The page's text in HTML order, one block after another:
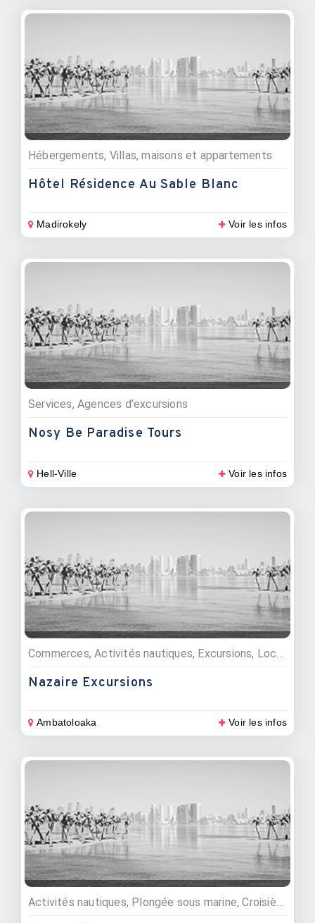
Hébergements, Villas, maisons et appartements
Hôtel Résidence Au Sable Blanc
Madirokely Voir les infos
Services, Agences d’excursions
Nosy Be Paradise Tours
Hell-Ville Voir les infos
Nazaire Excursions
Ambatoloaka Voir les infos
Activités nautiques, Plongée sous marine, Croisières, Exploration faune et flore